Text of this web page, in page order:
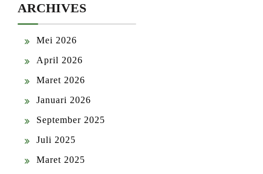
ARCHIVES
Mei 2026
April 2026
Maret 2026
Januari 2026
September 2025
Juli 2025
Maret 2025